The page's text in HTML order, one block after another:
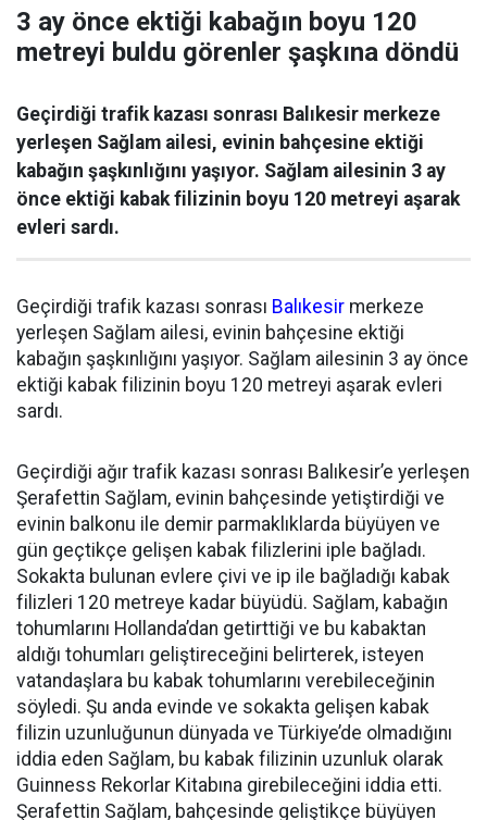
3 ay önce ektiği kabağın boyu 120
metreyi buldu görenler şaşkına döndü
Geçirdiği trafik kazası sonrası Balıkesir merkeze
yerleşen Sağlam ailesi, evinin bahçesine ektiği
kabağın şaşkınlığını yaşıyor. Sağlam ailesinin 3 ay
önce ektiği kabak filizinin boyu 120 metreyi aşarak
evleri sardı.
Geçirdiği trafik kazası sonrası Balıkesir merkeze
yerleşen Sağlam ailesi, evinin bahçesine ektiği
kabağın şaşkınlığını yaşıyor. Sağlam ailesinin 3 ay önce
ektiği kabak filizinin boyu 120 metreyi aşarak evleri
sardı.
Geçirdiği ağır trafik kazası sonrası Balıkesir’e yerleşen
Şerafettin Sağlam, evinin bahçesinde yetiştirdiği ve
evinin balkonu ile demir parmaklıklarda büyüyen ve
gün geçtikçe gelişen kabak filizlerini iple bağladı.
Sokakta bulunan evlere çivi ve ip ile bağladığı kabak
filizleri 120 metreye kadar büyüdü. Sağlam, kabağın
tohumlarını Hollanda’dan getirttiği ve bu kabaktan
aldığı tohumları geliştireceğini belirterek, isteyen
vatandaşlara bu kabak tohumlarını verebileceğinin
söyledi. Şu anda evinde ve sokakta gelişen kabak
filizin uzunluğunun dünyada ve Türkiye’de olmadığını
iddia eden Sağlam, bu kabak filizinin uzunluk olarak
Guinness Rekorlar Kitabına girebileceğini iddia etti.
Şerafettin Sağlam, bahçesinde geliştikçe büyüyen